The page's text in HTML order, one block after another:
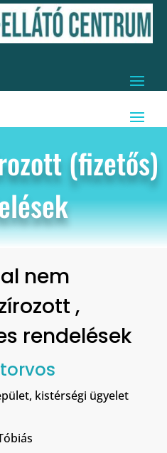
(fizetős)
nem
,
rendelések
kistérségi ügyelet